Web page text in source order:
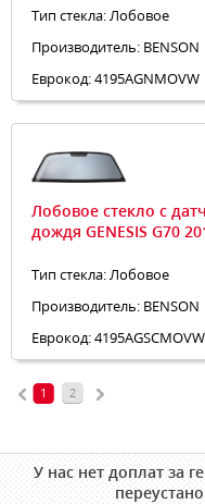
Тип стекла: Лобовое
Производитель: BENSON
Еврокод: 4195AGNMOVW
Лобовое стекло с
дождя GENESIS G70
Тип стекла: Лобовое
Производитель: BENSON
Еврокод: 4195AGSCMOVW
1 2
У нас нет доплат за